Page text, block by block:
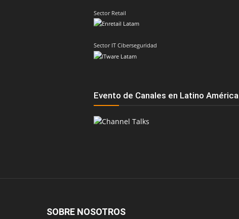
Sector Retail
Sector IT Ciberseguridad
Evento de Canales en Latino América
SOBRE NOSOTROS